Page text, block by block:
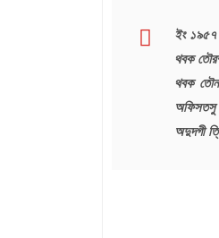
ইং ১৯৫৭
থবক
থবক
অফিসতসু
অদুদগী